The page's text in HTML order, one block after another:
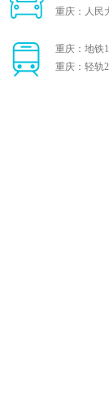
重庆：人民
重庆：地铁
重庆：轻轨